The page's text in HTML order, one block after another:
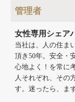
建物面積
建物構造
管理者
女性専用シェア
当社は、人の住ま
頂き50年。安全・
心地よく！を常に
人それぞれ、その
す。迷ったら、ま